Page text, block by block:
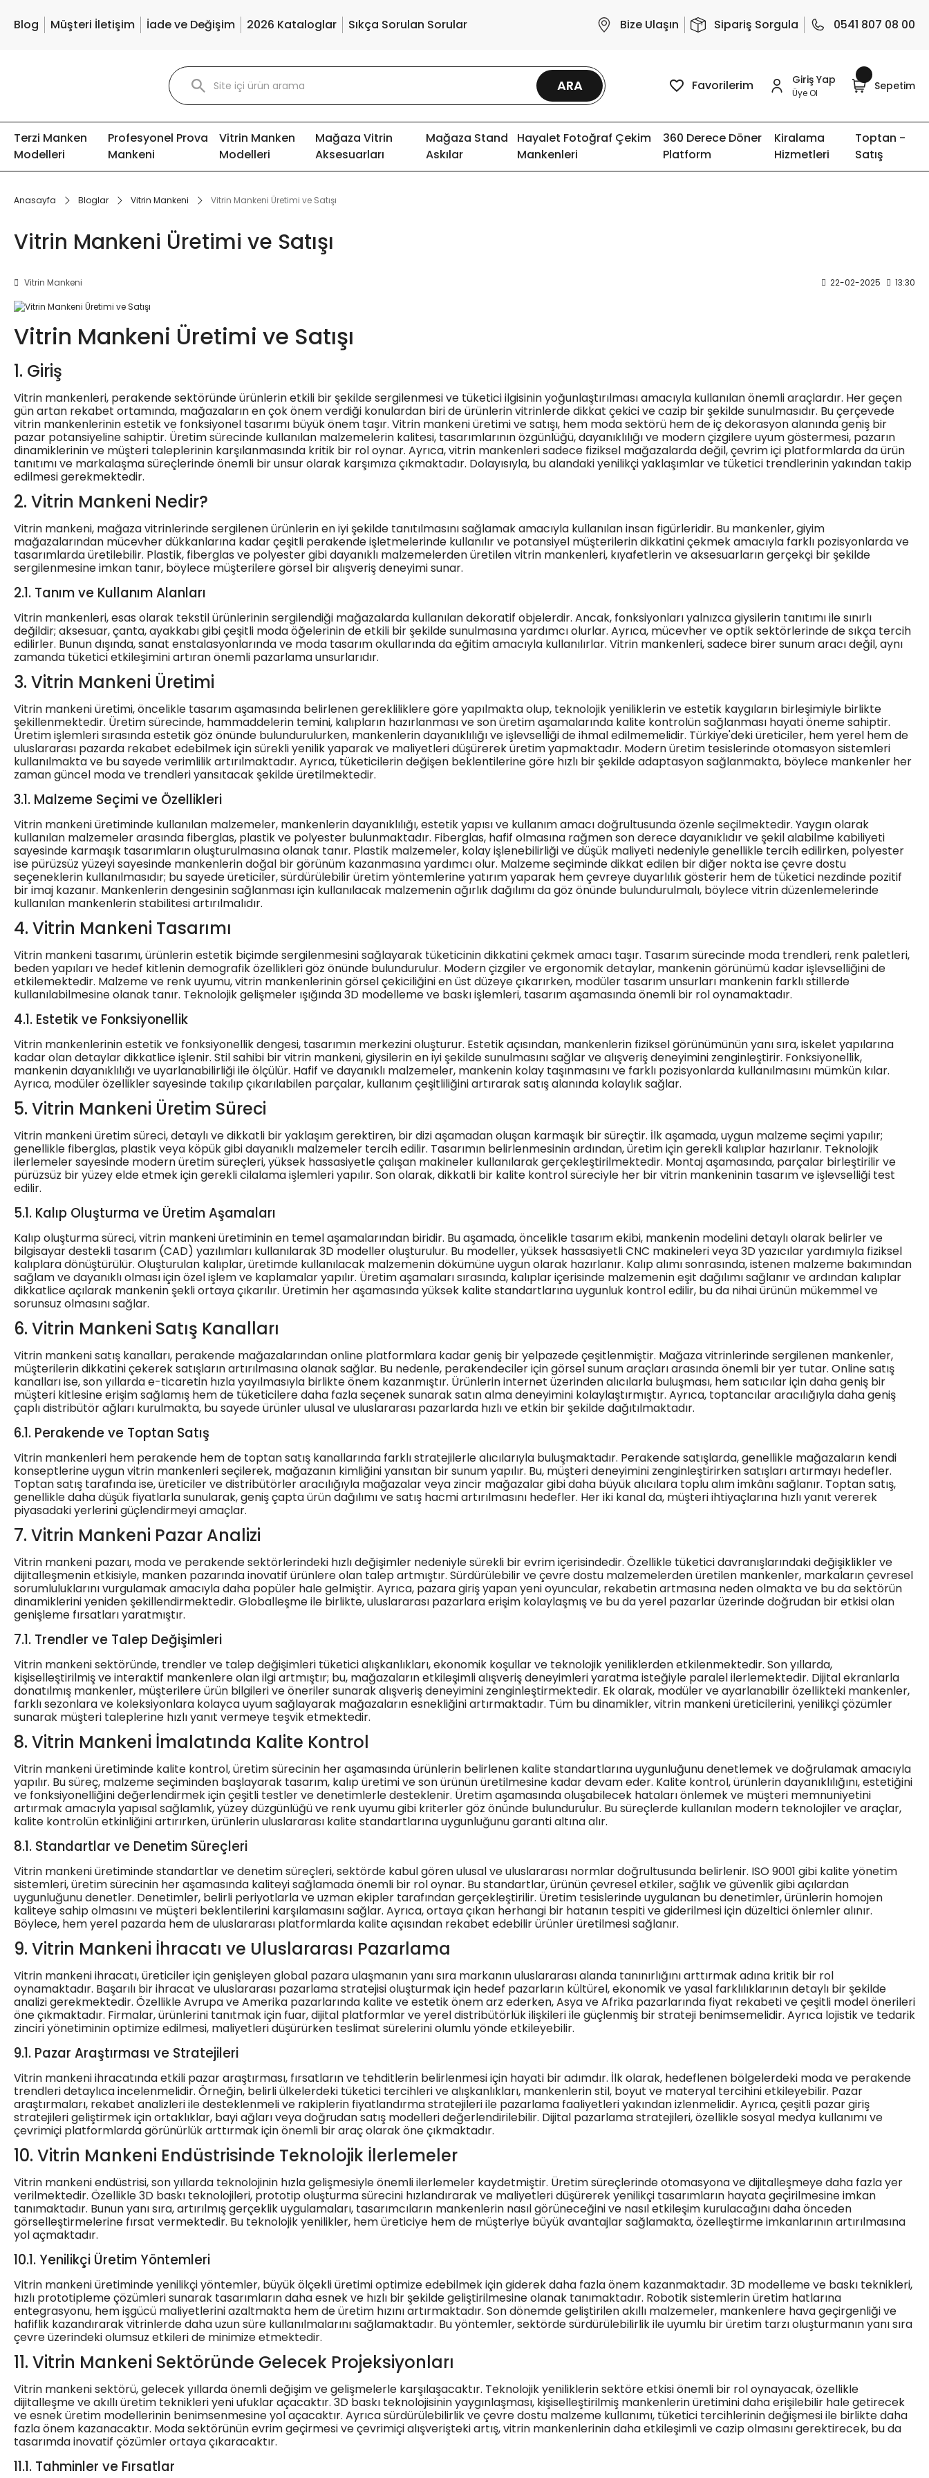
Blog Müşteri İletişim İade ve Değişim 2026 Kataloglar Sıkça Sorulan Sorular Bize Ulaşın Sipariş Sorgula 0541 807 08 00
ARA Favorilerim Giriş Yap
Üye Ol
Sepetim
Terzi Manken
Modelleri
Profesyonel Prova
Mankeni
Vitrin Manken
Modelleri
Mağaza Vitrin
Aksesuarları
Mağaza Stand
Askılar
Hayalet Fotoğraf Çekim
Mankenleri
360 Derece Döner
Platform
Kiralama
Hizmetleri
Toptan -
Satış
Anasayfa Bloglar Vitrin Mankeni Vitrin Mankeni Üretimi ve Satışı
Vitrin Mankeni Üretimi ve Satışı
Vitrin Mankeni 22-02-2025 13:30
Vitrin Mankeni Üretimi ve Satışı
1. Giriş
Vitrin mankenleri, perakende sektöründe ürünlerin etkili bir şekilde sergilenmesi ve tüketici ilgisinin yoğunlaştırılması amacıyla kullanılan önemli araçlardır. Her geçen
gün artan rekabet ortamında, mağazaların en çok önem verdiği konulardan biri de ürünlerin vitrinlerde dikkat çekici ve cazip bir şekilde sunulmasıdır. Bu çerçevede
vitrin mankenlerinin estetik ve fonksiyonel tasarımı büyük önem taşır. Vitrin mankeni üretimi ve satışı, hem moda sektörü hem de iç dekorasyon alanında geniş bir
pazar potansiyeline sahiptir. Üretim sürecinde kullanılan malzemelerin kalitesi, tasarımlarının özgünlüğü, dayanıklılığı ve modern çizgilere uyum göstermesi, pazarın
dinamiklerinin ve müşteri taleplerinin karşılanmasında kritik bir rol oynar. Ayrıca, vitrin mankenleri sadece fiziksel mağazalarda değil, çevrim içi platformlarda da ürün
tanıtımı ve markalaşma süreçlerinde önemli bir unsur olarak karşımıza çıkmaktadır. Dolayısıyla, bu alandaki yenilikçi yaklaşımlar ve tüketici trendlerinin yakından takip
edilmesi gerekmektedir.
2. Vitrin Mankeni Nedir?
Vitrin mankeni, mağaza vitrinlerinde sergilenen ürünlerin en iyi şekilde tanıtılmasını sağlamak amacıyla kullanılan insan figürleridir. Bu mankenler, giyim
mağazalarından mücevher dükkanlarına kadar çeşitli perakende işletmelerinde kullanılır ve potansiyel müşterilerin dikkatini çekmek amacıyla farklı pozisyonlarda ve
tasarımlarda üretilebilir. Plastik, fiberglas ve polyester gibi dayanıklı malzemelerden üretilen vitrin mankenleri, kıyafetlerin ve aksesuarların gerçekçi bir şekilde
sergilenmesine imkan tanır, böylece müşterilere görsel bir alışveriş deneyimi sunar.
2.1. Tanım ve Kullanım Alanları
Vitrin mankenleri, esas olarak tekstil ürünlerinin sergilendiği mağazalarda kullanılan dekoratif objelerdir. Ancak, fonksiyonları yalnızca giysilerin tanıtımı ile sınırlı
değildir; aksesuar, çanta, ayakkabı gibi çeşitli moda öğelerinin de etkili bir şekilde sunulmasına yardımcı olurlar. Ayrıca, mücevher ve optik sektörlerinde de sıkça tercih
edilirler. Bunun dışında, sanat enstalasyonlarında ve moda tasarım okullarında da eğitim amacıyla kullanılırlar. Vitrin mankenleri, sadece birer sunum aracı değil, aynı
zamanda tüketici etkileşimini artıran önemli pazarlama unsurlarıdır.
3. Vitrin Mankeni Üretimi
Vitrin mankeni üretimi, öncelikle tasarım aşamasında belirlenen gerekliliklere göre yapılmakta olup, teknolojik yeniliklerin ve estetik kaygıların birleşimiyle birlikte
şekillenmektedir. Üretim sürecinde, hammaddelerin temini, kalıpların hazırlanması ve son üretim aşamalarında kalite kontrolün sağlanması hayati öneme sahiptir.
Üretim işlemleri sırasında estetik göz önünde bulundurulurken, mankenlerin dayanıklılığı ve işlevselliği de ihmal edilmemelidir. Türkiye'deki üreticiler, hem yerel hem de
uluslararası pazarda rekabet edebilmek için sürekli yenilik yaparak ve maliyetleri düşürerek üretim yapmaktadır. Modern üretim tesislerinde otomasyon sistemleri
kullanılmakta ve bu sayede verimlilik artırılmaktadır. Ayrıca, tüketicilerin değişen beklentilerine göre hızlı bir şekilde adaptasyon sağlanmakta, böylece mankenler her
zaman güncel moda ve trendleri yansıtacak şekilde üretilmektedir.
3.1. Malzeme Seçimi ve Özellikleri
Vitrin mankeni üretiminde kullanılan malzemeler, mankenlerin dayanıklılığı, estetik yapısı ve kullanım amacı doğrultusunda özenle seçilmektedir. Yaygın olarak
kullanılan malzemeler arasında fiberglas, plastik ve polyester bulunmaktadır. Fiberglas, hafif olmasına rağmen son derece dayanıklıdır ve şekil alabilme kabiliyeti
sayesinde karmaşık tasarımların oluşturulmasına olanak tanır. Plastik malzemeler, kolay işlenebilirliği ve düşük maliyeti nedeniyle genellikle tercih edilirken, polyester
ise pürüzsüz yüzeyi sayesinde mankenlerin doğal bir görünüm kazanmasına yardımcı olur. Malzeme seçiminde dikkat edilen bir diğer nokta ise çevre dostu
seçeneklerin kullanılmasıdır; bu sayede üreticiler, sürdürülebilir üretim yöntemlerine yatırım yaparak hem çevreye duyarlılık gösterir hem de tüketici nezdinde pozitif
bir imaj kazanır. Mankenlerin dengesinin sağlanması için kullanılacak malzemenin ağırlık dağılımı da göz önünde bulundurulmalı, böylece vitrin düzenlemelerinde
kullanılan mankenlerin stabilitesi artırılmalıdır.
4. Vitrin Mankeni Tasarımı
Vitrin mankeni tasarımı, ürünlerin estetik biçimde sergilenmesini sağlayarak tüketicinin dikkatini çekmek amacı taşır. Tasarım sürecinde moda trendleri, renk paletleri,
beden yapıları ve hedef kitlenin demografik özellikleri göz önünde bulundurulur. Modern çizgiler ve ergonomik detaylar, mankenin görünümü kadar işlevselliğini de
etkilemektedir. Malzeme ve renk uyumu, vitrin mankenlerinin görsel çekiciliğini en üst düzeye çıkarırken, modüler tasarım unsurları mankenin farklı stillerde
kullanılabilmesine olanak tanır. Teknolojik gelişmeler ışığında 3D modelleme ve baskı işlemleri, tasarım aşamasında önemli bir rol oynamaktadır.
4.1. Estetik ve Fonksiyonellik
Vitrin mankenlerinin estetik ve fonksiyonellik dengesi, tasarımın merkezini oluşturur. Estetik açısından, mankenlerin fiziksel görünümünün yanı sıra, iskelet yapılarına
kadar olan detaylar dikkatlice işlenir. Stil sahibi bir vitrin mankeni, giysilerin en iyi şekilde sunulmasını sağlar ve alışveriş deneyimini zenginleştirir. Fonksiyonellik,
mankenin dayanıklılığı ve uyarlanabilirliği ile ölçülür. Hafif ve dayanıklı malzemeler, mankenin kolay taşınmasını ve farklı pozisyonlarda kullanılmasını mümkün kılar.
Ayrıca, modüler özellikler sayesinde takılıp çıkarılabilen parçalar, kullanım çeşitliliğini artırarak satış alanında kolaylık sağlar.
5. Vitrin Mankeni Üretim Süreci
Vitrin mankeni üretim süreci, detaylı ve dikkatli bir yaklaşım gerektiren, bir dizi aşamadan oluşan karmaşık bir süreçtir. İlk aşamada, uygun malzeme seçimi yapılır;
genellikle fiberglas, plastik veya köpük gibi dayanıklı malzemeler tercih edilir. Tasarımın belirlenmesinin ardından, üretim için gerekli kalıplar hazırlanır. Teknolojik
ilerlemeler sayesinde modern üretim süreçleri, yüksek hassasiyetle çalışan makineler kullanılarak gerçekleştirilmektedir. Montaj aşamasında, parçalar birleştirilir ve
pürüzsüz bir yüzey elde etmek için gerekli cilalama işlemleri yapılır. Son olarak, dikkatli bir kalite kontrol süreciyle her bir vitrin mankeninin tasarım ve işlevselliği test
edilir.
5.1. Kalıp Oluşturma ve Üretim Aşamaları
Kalıp oluşturma süreci, vitrin mankeni üretiminin en temel aşamalarından biridir. Bu aşamada, öncelikle tasarım ekibi, mankenin modelini detaylı olarak belirler ve
bilgisayar destekli tasarım (CAD) yazılımları kullanılarak 3D modeller oluşturulur. Bu modeller, yüksek hassasiyetli CNC makineleri veya 3D yazıcılar yardımıyla fiziksel
kalıplara dönüştürülür. Oluşturulan kalıplar, üretimde kullanılacak malzemenin dökümüne uygun olarak hazırlanır. Kalıp alımı sonrasında, istenen malzeme bakımından
sağlam ve dayanıklı olması için özel işlem ve kaplamalar yapılır. Üretim aşamaları sırasında, kalıplar içerisinde malzemenin eşit dağılımı sağlanır ve ardından kalıplar
dikkatlice açılarak mankenin şekli ortaya çıkarılır. Üretimin her aşamasında yüksek kalite standartlarına uygunluk kontrol edilir, bu da nihai ürünün mükemmel ve
sorunsuz olmasını sağlar.
6. Vitrin Mankeni Satış Kanalları
Vitrin mankeni satış kanalları, perakende mağazalarından online platformlara kadar geniş bir yelpazede çeşitlenmiştir. Mağaza vitrinlerinde sergilenen mankenler,
müşterilerin dikkatini çekerek satışların artırılmasına olanak sağlar. Bu nedenle, perakendeciler için görsel sunum araçları arasında önemli bir yer tutar. Online satış
kanalları ise, son yıllarda e-ticaretin hızla yayılmasıyla birlikte önem kazanmıştır. Ürünlerin internet üzerinden alıcılarla buluşması, hem satıcılar için daha geniş bir
müşteri kitlesine erişim sağlamış hem de tüketicilere daha fazla seçenek sunarak satın alma deneyimini kolaylaştırmıştır. Ayrıca, toptancılar aracılığıyla daha geniş
çaplı distribütör ağları kurulmakta, bu sayede ürünler ulusal ve uluslararası pazarlarda hızlı ve etkin bir şekilde dağıtılmaktadır.
6.1. Perakende ve Toptan Satış
Vitrin mankenleri hem perakende hem de toptan satış kanallarında farklı stratejilerle alıcılarıyla buluşmaktadır. Perakende satışlarda, genellikle mağazaların kendi
konseptlerine uygun vitrin mankenleri seçilerek, mağazanın kimliğini yansıtan bir sunum yapılır. Bu, müşteri deneyimini zenginleştirirken satışları artırmayı hedefler.
Toptan satış tarafında ise, üreticiler ve distribütörler aracılığıyla mağazalar veya zincir mağazalar gibi daha büyük alıcılara toplu alım imkânı sağlanır. Toptan satış,
genellikle daha düşük fiyatlarla sunularak, geniş çapta ürün dağılımı ve satış hacmi artırılmasını hedefler. Her iki kanal da, müşteri ihtiyaçlarına hızlı yanıt vererek
piyasadaki yerlerini güçlendirmeyi amaçlar.
7. Vitrin Mankeni Pazar Analizi
Vitrin mankeni pazarı, moda ve perakende sektörlerindeki hızlı değişimler nedeniyle sürekli bir evrim içerisindedir. Özellikle tüketici davranışlarındaki değişiklikler ve
dijitalleşmenin etkisiyle, manken pazarında inovatif ürünlere olan talep artmıştır. Sürdürülebilir ve çevre dostu malzemelerden üretilen mankenler, markaların çevresel
sorumluluklarını vurgulamak amacıyla daha popüler hale gelmiştir. Ayrıca, pazara giriş yapan yeni oyuncular, rekabetin artmasına neden olmakta ve bu da sektörün
dinamiklerini yeniden şekillendirmektedir. Globalleşme ile birlikte, uluslararası pazarlara erişim kolaylaşmış ve bu da yerel pazarlar üzerinde doğrudan bir etkisi olan
genişleme fırsatları yaratmıştır.
7.1. Trendler ve Talep Değişimleri
Vitrin mankeni sektöründe, trendler ve talep değişimleri tüketici alışkanlıkları, ekonomik koşullar ve teknolojik yeniliklerden etkilenmektedir. Son yıllarda,
kişiselleştirilmiş ve interaktif mankenlere olan ilgi artmıştır; bu, mağazaların etkileşimli alışveriş deneyimleri yaratma isteğiyle paralel ilerlemektedir. Dijital ekranlarla
donatılmış mankenler, müşterilere ürün bilgileri ve öneriler sunarak alışveriş deneyimini zenginleştirmektedir. Ek olarak, modüler ve ayarlanabilir özellikteki mankenler,
farklı sezonlara ve koleksiyonlara kolayca uyum sağlayarak mağazaların esnekliğini artırmaktadır. Tüm bu dinamikler, vitrin mankeni üreticilerini, yenilikçi çözümler
sunarak müşteri taleplerine hızlı yanıt vermeye teşvik etmektedir.
8. Vitrin Mankeni İmalatında Kalite Kontrol
Vitrin mankeni üretiminde kalite kontrol, üretim sürecinin her aşamasında ürünlerin belirlenen kalite standartlarına uygunluğunu denetlemek ve doğrulamak amacıyla
yapılır. Bu süreç, malzeme seçiminden başlayarak tasarım, kalıp üretimi ve son ürünün üretilmesine kadar devam eder. Kalite kontrol, ürünlerin dayanıklılığını, estetiğini
ve fonksiyonelliğini değerlendirmek için çeşitli testler ve denetimlerle desteklenir. Üretim aşamasında oluşabilecek hataları önlemek ve müşteri memnuniyetini
artırmak amacıyla yapısal sağlamlık, yüzey düzgünlüğü ve renk uyumu gibi kriterler göz önünde bulundurulur. Bu süreçlerde kullanılan modern teknolojiler ve araçlar,
kalite kontrolün etkinliğini artırırken, ürünlerin uluslararası kalite standartlarına uygunluğunu garanti altına alır.
8.1. Standartlar ve Denetim Süreçleri
Vitrin mankeni üretiminde standartlar ve denetim süreçleri, sektörde kabul gören ulusal ve uluslararası normlar doğrultusunda belirlenir. ISO 9001 gibi kalite yönetim
sistemleri, üretim sürecinin her aşamasında kaliteyi sağlamada önemli bir rol oynar. Bu standartlar, ürünün çevresel etkiler, sağlık ve güvenlik gibi açılardan
uygunluğunu denetler. Denetimler, belirli periyotlarla ve uzman ekipler tarafından gerçekleştirilir. Üretim tesislerinde uygulanan bu denetimler, ürünlerin homojen
kaliteye sahip olmasını ve müşteri beklentilerini karşılamasını sağlar. Ayrıca, ortaya çıkan herhangi bir hatanın tespiti ve giderilmesi için düzeltici önlemler alınır.
Böylece, hem yerel pazarda hem de uluslararası platformlarda kalite açısından rekabet edebilir ürünler üretilmesi sağlanır.
9. Vitrin Mankeni İhracatı ve Uluslararası Pazarlama
Vitrin mankeni ihracatı, üreticiler için genişleyen global pazara ulaşmanın yanı sıra markanın uluslararası alanda tanınırlığını arttırmak adına kritik bir rol
oynamaktadır. Başarılı bir ihracat ve uluslararası pazarlama stratejisi oluşturmak için hedef pazarların kültürel, ekonomik ve yasal farklılıklarının detaylı bir şekilde
analizi gerekmektedir. Özellikle Avrupa ve Amerika pazarlarında kalite ve estetik önem arz ederken, Asya ve Afrika pazarlarında fiyat rekabeti ve çeşitli model önerileri
öne çıkmaktadır. Firmalar, ürünlerini tanıtmak için fuar, dijital platformlar ve yerel distribütörlük ilişkileri ile güçlenmiş bir strateji benimsemelidir. Ayrıca lojistik ve tedarik
zinciri yönetiminin optimize edilmesi, maliyetleri düşürürken teslimat sürelerini olumlu yönde etkileyebilir.
9.1. Pazar Araştırması ve Stratejileri
Vitrin mankeni ihracatında etkili pazar araştırması, fırsatların ve tehditlerin belirlenmesi için hayati bir adımdır. İlk olarak, hedeflenen bölgelerdeki moda ve perakende
trendleri detaylıca incelenmelidir. Örneğin, belirli ülkelerdeki tüketici tercihleri ve alışkanlıkları, mankenlerin stil, boyut ve materyal tercihini etkileyebilir. Pazar
araştırmaları, rekabet analizleri ile desteklenmeli ve rakiplerin fiyatlandırma stratejileri ile pazarlama faaliyetleri yakından izlenmelidir. Ayrıca, çeşitli pazar giriş
stratejileri geliştirmek için ortaklıklar, bayi ağları veya doğrudan satış modelleri değerlendirilebilir. Dijital pazarlama stratejileri, özellikle sosyal medya kullanımı ve
çevrimiçi platformlarda görünürlük arttırmak için önemli bir araç olarak öne çıkmaktadır.
10. Vitrin Mankeni Endüstrisinde Teknolojik İlerlemeler
Vitrin mankeni endüstrisi, son yıllarda teknolojinin hızla gelişmesiyle önemli ilerlemeler kaydetmiştir. Üretim süreçlerinde otomasyona ve dijitalleşmeye daha fazla yer
verilmektedir. Özellikle 3D baskı teknolojileri, prototip oluşturma sürecini hızlandırarak ve maliyetleri düşürerek yenilikçi tasarımların hayata geçirilmesine imkan
tanımaktadır. Bunun yanı sıra, artırılmış gerçeklik uygulamaları, tasarımcıların mankenlerin nasıl görüneceğini ve nasıl etkileşim kurulacağını daha önceden
görselleştirmelerine fırsat vermektedir. Bu teknolojik yenilikler, hem üreticiye hem de müşteriye büyük avantajlar sağlamakta, özelleştirme imkanlarının artırılmasına
yol açmaktadır.
10.1. Yenilikçi Üretim Yöntemleri
Vitrin mankeni üretiminde yenilikçi yöntemler, büyük ölçekli üretimi optimize edebilmek için giderek daha fazla önem kazanmaktadır. 3D modelleme ve baskı teknikleri,
hızlı prototipleme çözümleri sunarak tasarımların daha esnek ve hızlı bir şekilde geliştirilmesine olanak tanımaktadır. Robotik sistemlerin üretim hatlarına
entegrasyonu, hem işgücü maliyetlerini azaltmakta hem de üretim hızını artırmaktadır. Son dönemde geliştirilen akıllı malzemeler, mankenlere hava geçirgenliği ve
hafiflik kazandırarak vitrinlerde daha uzun süre kullanılmalarını sağlamaktadır. Bu yöntemler, sektörde sürdürülebilirlik ile uyumlu bir üretim tarzı oluşturmanın yanı sıra
çevre üzerindeki olumsuz etkileri de minimize etmektedir.
11. Vitrin Mankeni Sektöründe Gelecek Projeksiyonları
Vitrin mankeni sektörü, gelecek yıllarda önemli değişim ve gelişmelerle karşılaşacaktır. Teknolojik yeniliklerin sektöre etkisi önemli bir rol oynayacak, özellikle
dijitalleşme ve akıllı üretim teknikleri yeni ufuklar açacaktır. 3D baskı teknolojisinin yaygınlaşması, kişiselleştirilmiş mankenlerin üretimini daha erişilebilir hale getirecek
ve esnek üretim modellerinin benimsenmesine yol açacaktır. Ayrıca sürdürülebilirlik ve çevre dostu malzeme kullanımı, tüketici tercihlerinin değişmesi ile birlikte daha
fazla önem kazanacaktır. Moda sektörünün evrim geçirmesi ve çevrimiçi alışverişteki artış, vitrin mankenlerinin daha etkileşimli ve cazip olmasını gerektirecek, bu da
tasarımda inovatif çözümler ortaya çıkaracaktır.
11.1. Tahminler ve Fırsatlar